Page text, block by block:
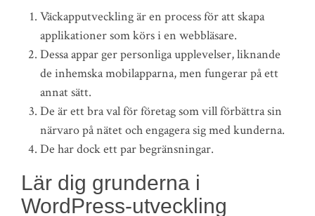
Väckapputveckling är en process för att skapa
applikationer som körs i en webbläsare.
Dessa appar ger personliga upplevelser, liknande
de inhemska mobilapparna, men fungerar på ett
annat sätt.
De är ett bra val för företag som vill förbättra sin
närvaro på nätet och engagera sig med kunderna.
De har dock ett par begränsningar.
Lär dig grunderna i
WordPress-utveckling